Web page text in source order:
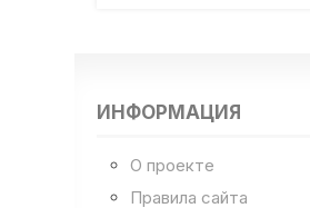
ИНФОРМАЦИЯ
О проекте
Правила сайта